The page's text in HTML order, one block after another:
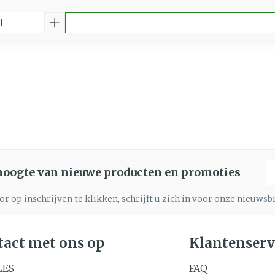
van nieuwe producten en promoties
op inschrijven te klikken, schrijft u zich in voor onze
met ons op
FAQ